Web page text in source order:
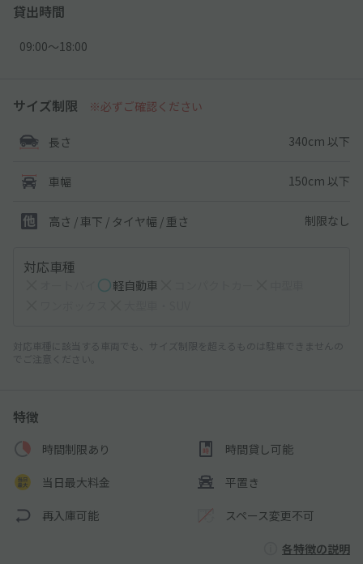
貸出時間
09:00〜18:00
サイズ制限 ※必ずご確認ください
長さ 340cm 以下
車幅 150cm 以下
高さ / 車下 / タイヤ幅 / 重さ 制限なし
対応車種
軽自動車
対応車種に該当する車両でも、サイズ制限を超えるものは駐車できませんの
でご注意ください。
特徴
時間制限あり 時間貸し可能
当日最大料金 平置き
再入庫可能 スペース変更不可
各特徴の説明